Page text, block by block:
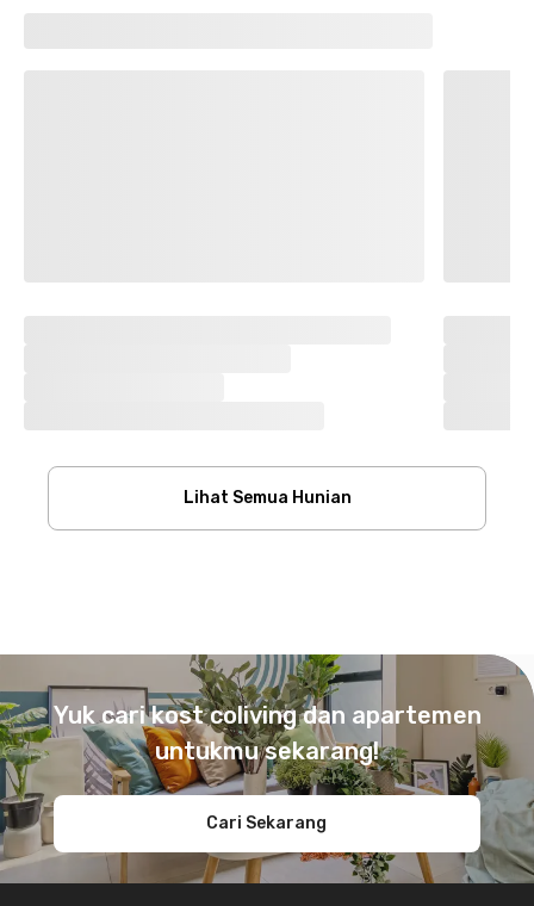
Lihat Semua Hunian
Yuk cari kost coliving dan apartemen
untukmu sekarang!
Cari Sekarang